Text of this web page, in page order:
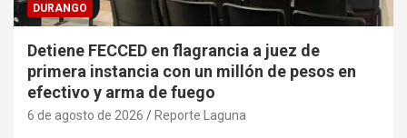
DURANGO
Detiene FECCED en flagrancia a juez de
primera instancia con un millón de pesos en
efectivo y arma de fuego
6 de agosto de 2026 Reporte Laguna